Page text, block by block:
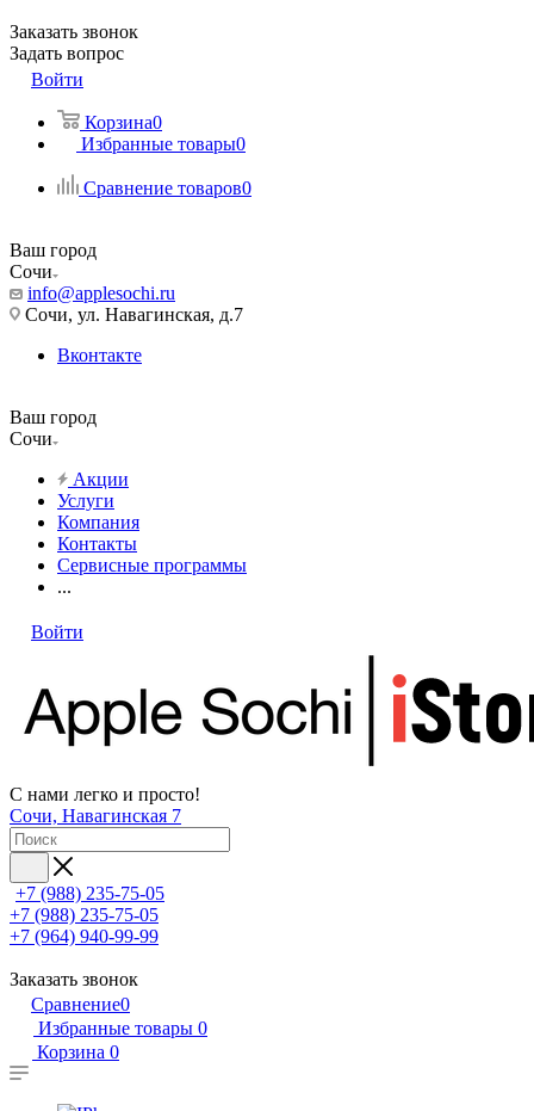
Заказать звонок
Задать вопрос
Войти
Корзина0
Избранные товары0
Сравнение товаров0
Ваш город
Сочи
info@applesochi.ru
Сочи, ул. Навагинская, д.7
Вконтакте
Ваш город
Сочи
Акции
Услуги
Компания
Контакты
Сервисные программы
...
Войти
С нами легко и просто!
Сочи, Навагинская 7
+7 (988) 235-75-05
+7 (988) 235-75-05
+7 (964) 940-99-99
Заказать звонок
Сравнение0
Избранные товары 0
Корзина 0